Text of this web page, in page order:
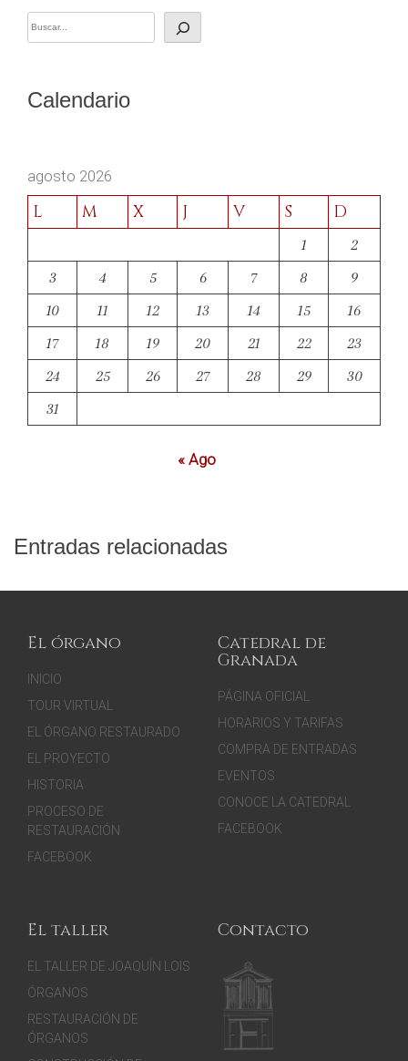
Calendario
agosto 2026
L M X J V S D
1
2
3
4 5 6 7 8
9
10
11 12 13 14 15
16
17
18 19 20 21 22
23
24
25 26 27 28 29
30
31
« Ago
Entradas relacionadas
El órgano
INICIO
TOUR VIRTUAL
EL ÓRGANO RESTAURADO
EL PROYECTO
HISTORIA
PROCESO DE
RESTAURACIÓN
FACEBOOK
Catedral de
Granada
PÁGINA OFICIAL
HORARIOS Y TARIFAS
COMPRA DE ENTRADAS
EVENTOS
CONOCE LA CATEDRAL
FACEBOOK
El taller
EL TALLER DE JOAQUÍN LOIS
ÓRGANOS
RESTAURACIÓN DE
ÓRGANOS
Contacto